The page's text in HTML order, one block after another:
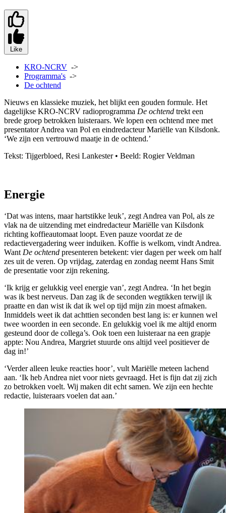
Like
KRO-NCRV ->
Programma's ->
De ochtend
Nieuws en klassieke muziek, het blijkt een gouden formule. Het
dagelijkse KRO-NCRV radioprogramma De ochtend trekt een
brede groep betrokken luisteraars. We lopen een ochtend mee met
presentator Andrea van Pol en eindredacteur Mariëlle van Kilsdonk.
‘We zijn een vertrouwd maatje in de ochtend.’
Tekst: Tijgerbloed, Resi Lankester • Beeld: Rogier Veldman
Energie
‘Dat was intens, maar hartstikke leuk’, zegt Andrea van Pol, als ze
vlak na de uitzending met eindredacteur Mariëlle van Kilsdonk
richting koffieautomaat loopt. Even pauze voordat ze de
redactievergadering weer induiken. Koffie is welkom, vindt Andrea.
Want De ochtend presenteren betekent: vier dagen per week om half
zes uit de veren. Op vrijdag, zaterdag en zondag neemt Hans Smit
de presentatie voor zijn rekening.
‘Ik krijg er gelukkig veel energie van’, zegt Andrea. ‘In het begin
was ik best nerveus. Dan zag ik de seconden wegtikken terwijl ik
praatte en dan wist ik dat ik wel op tijd mijn zin moest afmaken.
Inmiddels weet ik dat achttien seconden best lang is: er kunnen wel
twee woorden in een seconde. En gelukkig voel ik me altijd enorm
gesteund door de collega’s. Ook toen een luisteraar na een grapje
appte: Nou Andrea, Margriet stuurde ons altijd veel positiever de
dag in!’
‘Verder alleen leuke reacties hoor’, vult Mariëlle meteen lachend
aan. ‘Ik heb Andrea niet voor niets gevraagd. Het is fijn dat zij zich
zo betrokken voelt. Wij maken dit echt samen. We zijn een hechte
redactie, luisteraars voelen dat aan.’